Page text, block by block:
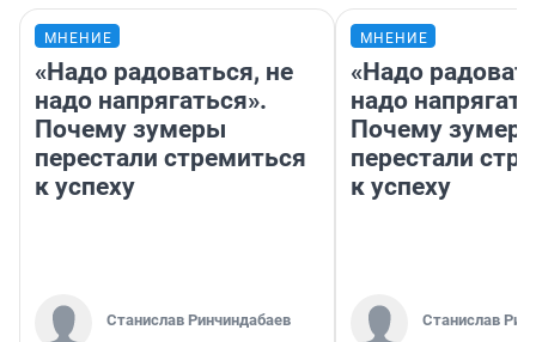
МНЕНИЕ
«Надо радоваться, не
надо напрягаться».
Почему зумеры
перестали стремиться
к успеху
Станислав Ринчиндабаев
МНЕНИЕ
«Надо
надо
Почему
перестали
к успеху
Станислав